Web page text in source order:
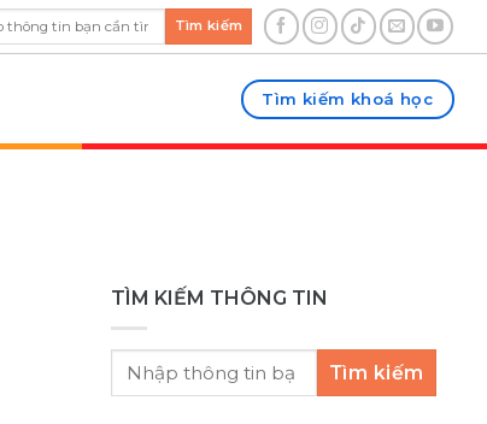
Tìm kiếm
Tìm kiếm khoá học
TÌM KIẾM THÔNG TIN
Tìm kiếm